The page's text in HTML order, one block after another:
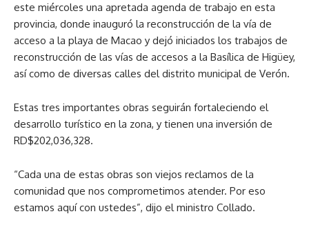
este miércoles una apretada agenda de trabajo en esta
provincia, donde inauguró la reconstrucción de la vía de
acceso a la playa de Macao y dejó iniciados los trabajos de
reconstrucción de las vías de accesos a la Basílica de Higüey,
así como de diversas calles del distrito municipal de Verón.
Estas tres importantes obras seguirán fortaleciendo el
desarrollo turístico en la zona, y tienen una inversión de
RD$202,036,328.
“Cada una de estas obras son viejos reclamos de la
comunidad que nos comprometimos atender. Por eso
estamos aquí con ustedes”, dijo el ministro Collado.